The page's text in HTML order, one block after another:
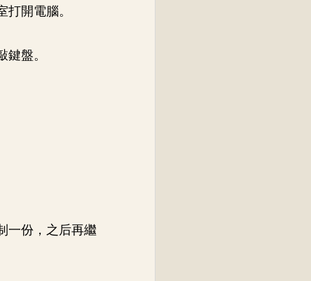
開電腦。
盤。
一份，之后再繼